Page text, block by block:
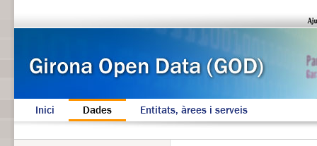
Inici Dades Entitats, àrees i serveis